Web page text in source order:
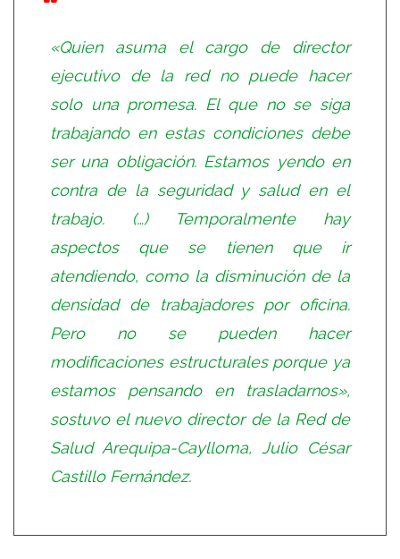
«Quien asuma el cargo de director
ejecutivo de la red no puede hacer
solo una promesa. El que no se siga
trabajando en estas condiciones debe
ser una obligación. Estamos yendo en
contra de la seguridad y salud en el
trabajo. (…) Temporalmente hay
aspectos que se tienen que ir
atendiendo, como la disminución de la
densidad de trabajadores por oficina.
Pero no se pueden hacer
modificaciones estructurales porque ya
estamos pensando en trasladarnos»,
sostuvo el nuevo director de la Red de
Salud Arequipa-Caylloma, Julio César
Castillo Fernández.